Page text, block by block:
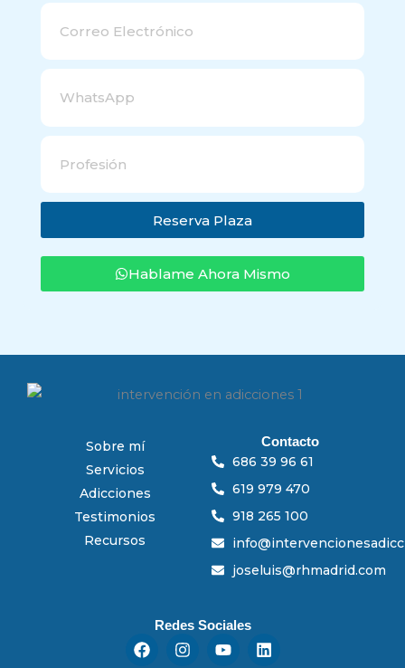
Reserva Plaza
Hablame Ahora Mismo
Sobre mí
Servicios
Adicciones
Testimonios
Recursos
Contacto
686 39 96 61
619 979 470
918 265 100
joseluis@rhmadrid.com
Redes Sociales
F
a
I
n
Y
o
L
i